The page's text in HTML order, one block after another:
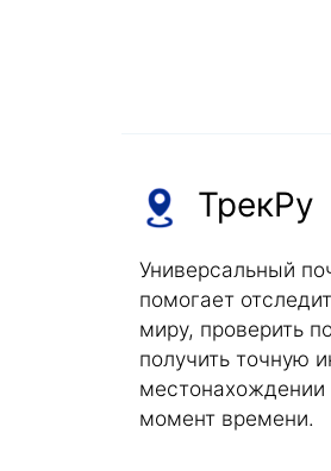
ТрекРу
Универсальный
помогает
миру, проверить
получить точную
момент времени.